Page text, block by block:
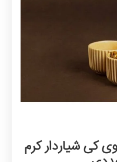
کی شیاردار کرم